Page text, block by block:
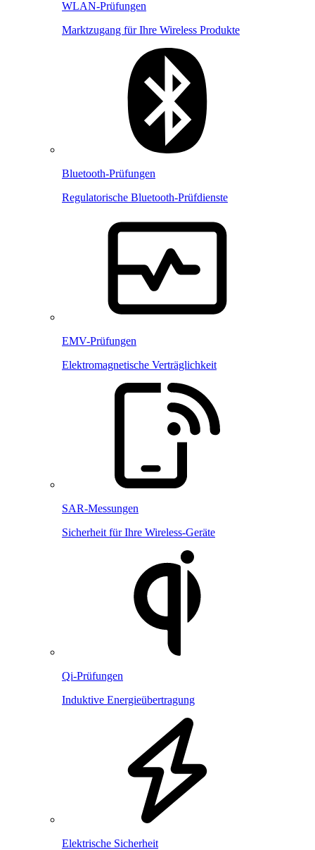
WLAN-Prüfungen
Marktzugang für Ihre Wireless Produkte
Bluetooth-Prüfungen
Regulatorische Bluetooth-Prüfdienste
EMV-Prüfungen
Elektromagnetische Verträglichkeit
SAR-Messungen
Sicherheit für Ihre Wireless-Geräte
Qi-Prüfungen
Induktive Energieübertragung
Elektrische Sicherheit